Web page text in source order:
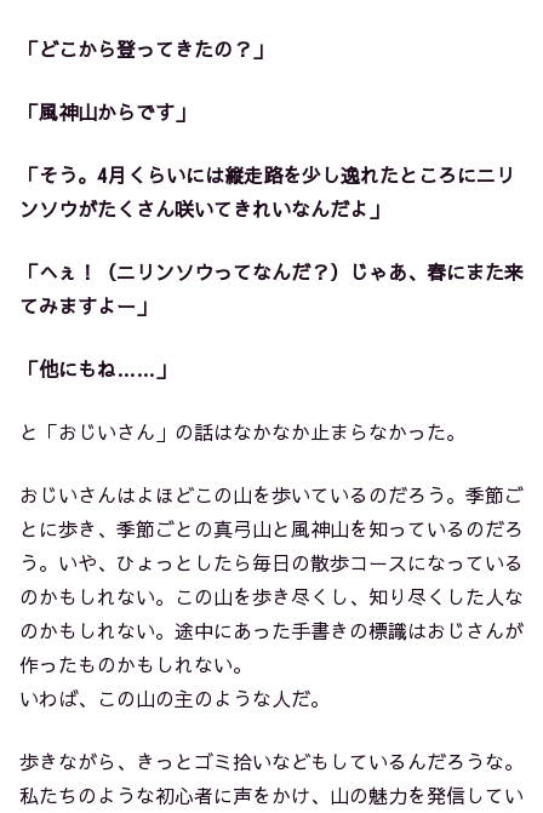
「どこから登ってきたの？」
「風神山からです」
「そう。4月くらいには縦走路を少し逸れたところにニリ
ンソウがたくさん咲いてきれいなんだよ」
「へぇ！（ニリンソウってなんだ？）じゃあ、春にまた来
てみますよー」
「他にもね……」
と「おじいさん」の話はなかなか止まらなかった。
おじいさんはよほどこの山を歩いているのだろう。季節ご
とに歩き、季節ごとの真弓山と風神山を知っているのだろ
う。いや、ひょっとしたら毎日の散歩コースになっている
のかもしれない。この山を歩き尽くし、知り尽くした人な
のかもしれない。途中にあった手書きの標識はおじさんが
作ったものかもしれない。
いわば、この山の主のような人だ。
歩きながら、きっとゴミ拾いなどもしているんだろうな。
私たちのような初心者に声をかけ、山の魅力を発信してい